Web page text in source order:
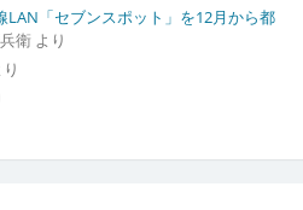
LAN「セブンスポット」を12月から都
衛より